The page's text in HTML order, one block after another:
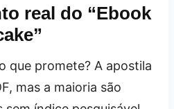
real do “Ebook
que promete? A apostila
mas a maioria são